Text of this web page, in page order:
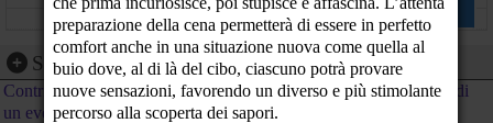
15
16
contadine tra filiera corta e reti lunghe di
solidarietà - Piemonte chiama Mondo
Aula Magna del Rettorato, via Verdi 8 - Torino (TO)
Presentazione del
volume "Nell'occhio del
ciclone"
- Firenze (Terra Futura 2009) (FI)
Segnalazione evento
Contribuisci al calendario di PeaceLink inviando la segnalazione di
un evento
preparazione della cena permetterà di essere in perfetto
comfort anche in una situazione nuova come quella al
buio dove, al di là del cibo, ciascuno potrà provare
nuove sensazioni, favorendo un diverso e più stimolante
percorso alla scoperta dei sapori.